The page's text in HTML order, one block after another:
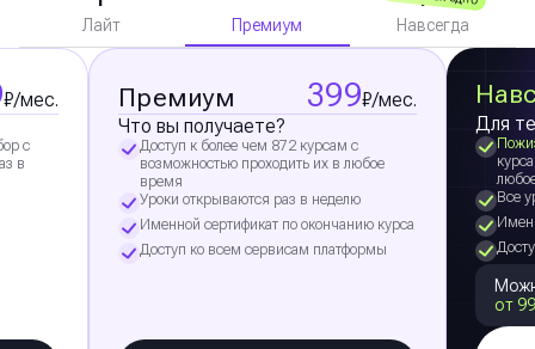
Лайт Премиум Навсегда
₽/мес.
с
в
Премиум 399₽/мес.
Что вы получаете?
Доступ к более чем 872 курсам с
возможностью проходить их в любое
время
Уроки открываются раз в неделю
Именной сертификат по окончанию курса
Доступ ко всем сервисам платформы
Для
Все
от